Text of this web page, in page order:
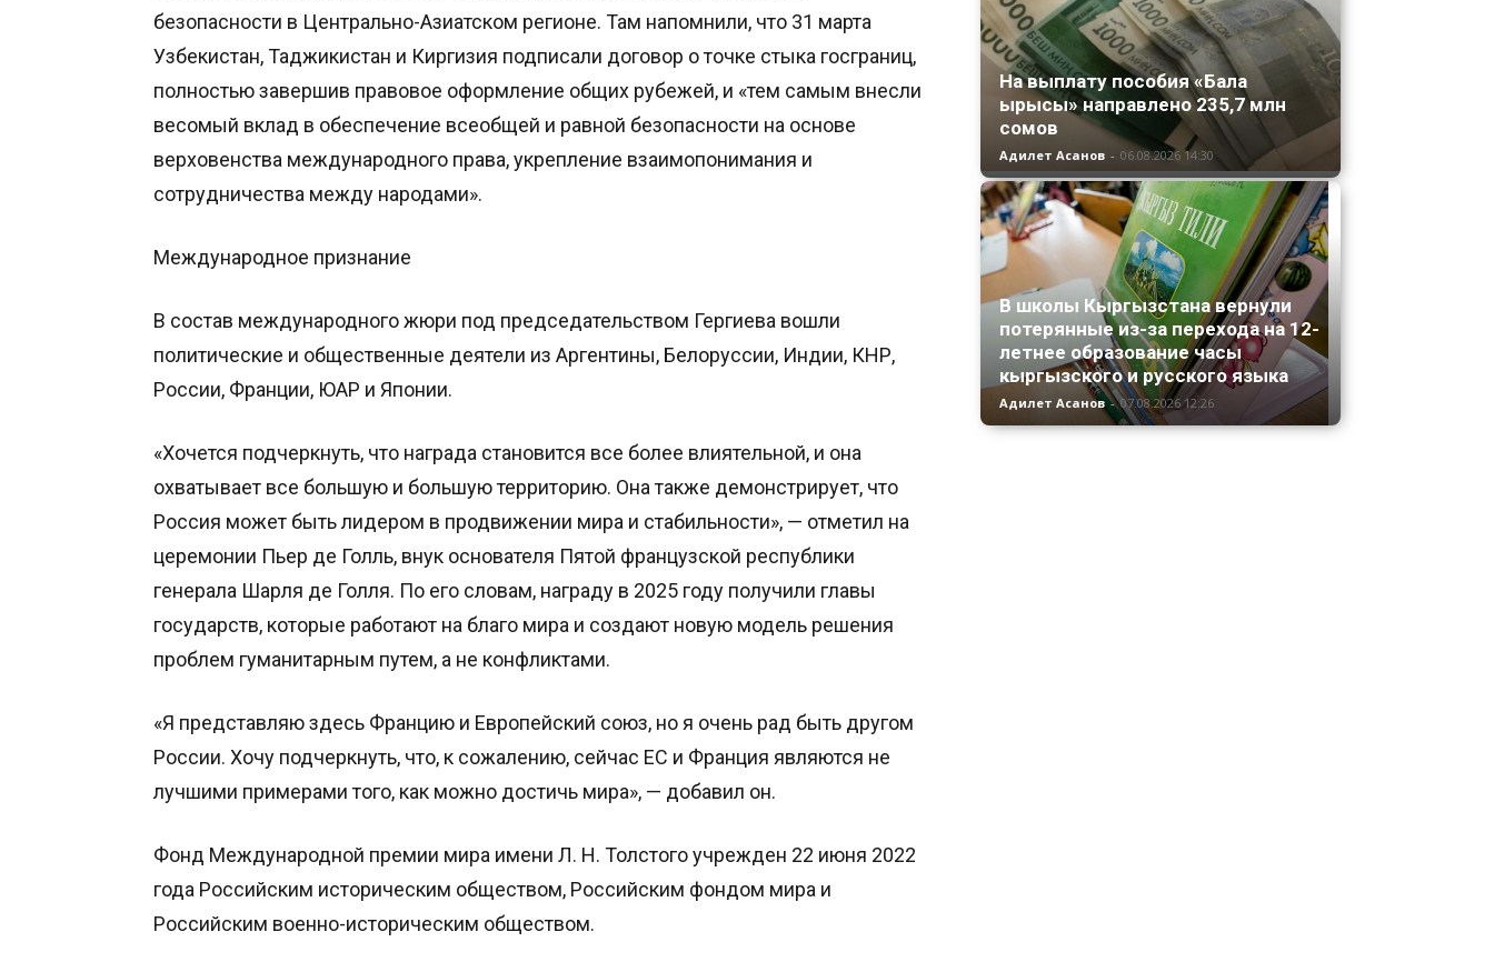
безопасности в Центрально-Азиатском регионе. Там напомнили, что 31 марта
Узбекистан, Таджикистан и Киргизия подписали договор о точке стыка госграниц,
полностью завершив правовое оформление общих рубежей, и «тем самым внесли
весомый вклад в обеспечение всеобщей и равной безопасности на основе
верховенства международного права, укрепление взаимопонимания и
сотрудничества между народами».
Международное признание
В состав международного жюри под председательством Гергиева вошли
политические и общественные деятели из Аргентины, Белоруссии, Индии, КНР,
России, Франции, ЮАР и Японии.
«Хочется подчеркнуть, что награда становится все более влиятельной, и она
охватывает все большую и большую территорию. Она также демонстрирует, что
Россия может быть лидером в продвижении мира и стабильности», — отметил на
церемонии Пьер де Голль, внук основателя Пятой французской республики
генерала Шарля де Голля. По его словам, награду в 2025 году получили главы
государств, которые работают на благо мира и создают новую модель решения
проблем гуманитарным путем, а не конфликтами.
«Я представляю здесь Францию и Европейский союз, но я очень рад быть другом
России. Хочу подчеркнуть, что, к сожалению, сейчас ЕС и Франция являются не
лучшими примерами того, как можно достичь мира», — добавил он.
Фонд Международной премии мира имени Л. Н. Толстого учрежден 22 июня 2022
года Российским историческим обществом, Российским фондом мира и
Российским военно-историческим обществом.
На выплату пособия «Бала
ырысы» направлено 235,7 млн
сомов
Адилет Асанов - 06.08.2026 14:30
В школы Кыргызстана вернули
потерянные из-за перехода на 12-
летнее образование часы
кыргызского и русского языка
Адилет Асанов - 07.08.2026 12:26